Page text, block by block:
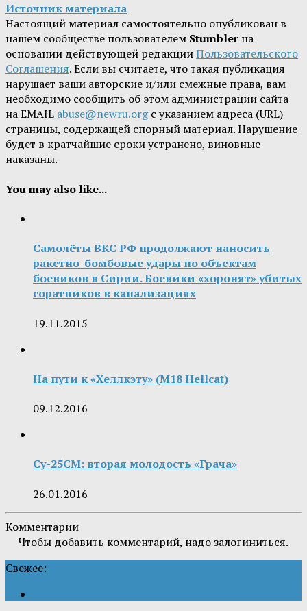
Источник материала
Настоящий материал самостоятельно опубликован в
нашем сообществе пользователем Stumbler на
основании действующей редакцииПользовательского
Соглашения. Если вы считаете, что такая публикация
нарушает ваши авторские и/или смежные права, вам
необходимо сообщить об этом администрации сайта
на EMAIL abuse@newru.orgс указанием адреса (URL)
страницы, содержащей спорный материал. Нарушение
будет в кратчайшие сроки устранено, виновные
наказаны.
You may also like...
Самолёты ВКС РФ продолжают наносить
ракетно-бомбовые удары по объектам
боевиков в Сирии. Боевики «хоронят» убитых
соратников в канализациях
19.11.2015
На пути к «Хеллкэту» (M18 Hellcat)
09.12.2016
Су-25СМ: вторая молодость «Грача»
26.01.2016
Комментарии
Чтобы добавить комментарий, надо залогиниться.
Свежее: